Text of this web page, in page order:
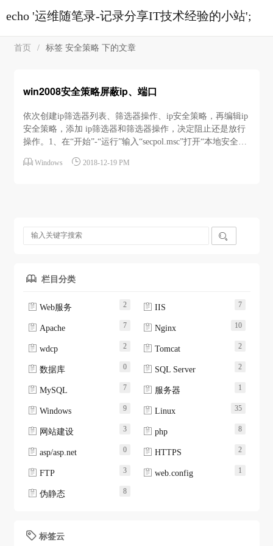
echo '运维随笔录-记录分享IT技术经验的小站';
首页 / 标签 安全策略 下的文章
win2008安全策略屏蔽ip、端口
依次创建ip筛选器列表、筛选器操作、ip安全策略，再编辑ip
安全策略，添加 ip筛选器和筛选器操作，决定阻止还是放行
操作。1、在“开始”-“运行”输入“secpol.msc”打开“本地安全策
加”。 3、添加屏蔽某个ip访问本服务器80端口规则4、选
 Windows  2018-12-19 PM

 栏目分类
 Web服务 2  IIS 7
 Apache 7  Nginx 10
 wdcp 2  Tomcat 2
 数据库 0  SQL Server 2
 MySQL 7  服务器 1
 Windows 9  Linux 35
 网站建设 3  php 8
 asp/asp.net 0  HTTPS 2
 FTP 3  web.config 1
 伪静态 8
 标签云